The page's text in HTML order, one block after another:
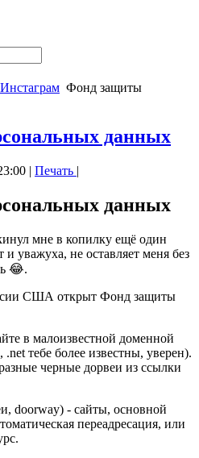
Фонд защиты
данных
| Печать |
данных
мне в копилку ещё один
и уважуха, не оставляет меня без
😂.
США открыт Фонд защиты
в малоизвестной доменной
тебе более известны, уверен).
черные дорвеи из ссылки
doorway) - сайты, основной
переадресация, или